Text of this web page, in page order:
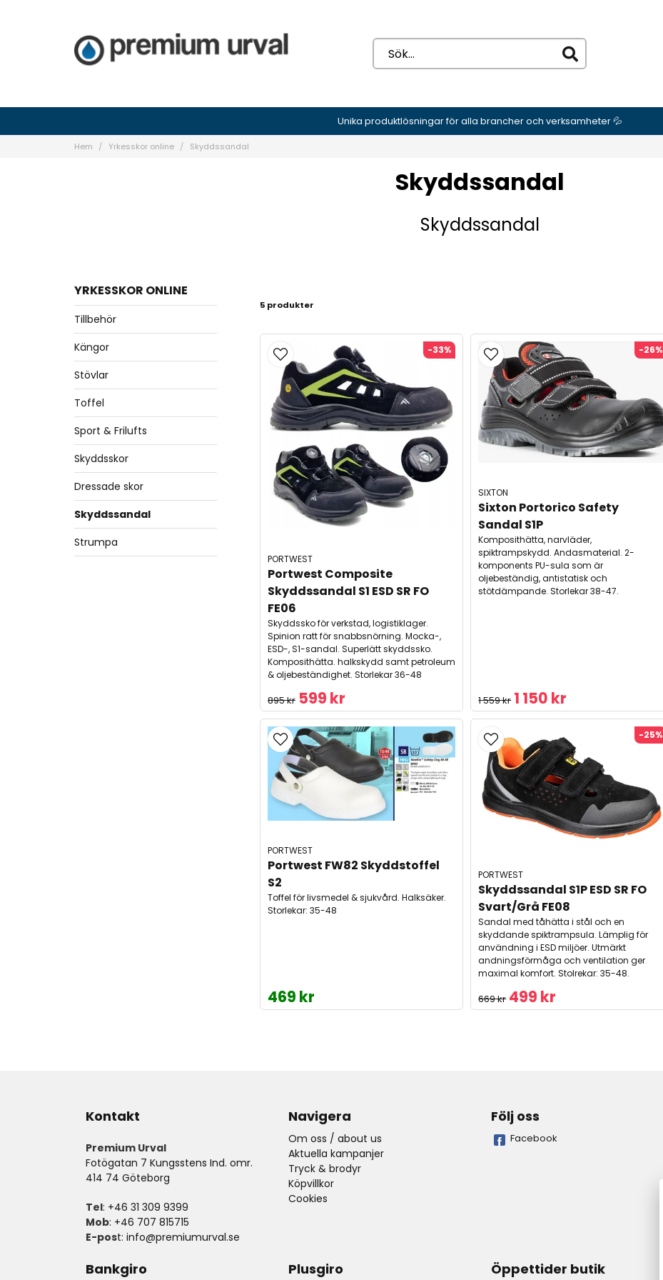
Unika produktlösningar för alla brancher och verksamheter 💦
Hem Yrkesskor online Skyddssandal
Skyddssandal
Skyddssandal
YRKESSKOR ONLINE
Tillbehör
Kängor
Stövlar
Toffel
Sport & Frilufts
Skyddsskor
Dressade skor
Skyddssandal
Strumpa
5 produkter
PORTWEST
Portwest Composite
Skyddssandal S1 ESD SR FO
FE06
Skyddssko för verkstad, logistiklager.
Spinion ratt för snabbsnörning. Mocka-,
ESD-, S1-sandal. Superlätt skyddssko.
Komposithätta. halkskydd samt petroleum
& oljebeständighet. Storlekar 36-48
895 kr 599 kr
-33%
SIXTON
Sixton Portorico Safety
Sandal S1P
Komposithätta, narvläder,
spiktrampskydd. Andasmaterial. 2-
komponents PU-sula som är
oljebeständig, antistatisk och
stötdämpande. Storlekar 38-47.
1 559 kr 1 150 kr
-26%
PORTWEST
Portwest FW82 Skyddstoffel
S2
Toffel för livsmedel & sjukvård. Halksäker.
Storlekar: 35-48
469 kr
PORTWEST
Skyddssandal S1P ESD SR FO
Svart/Grå FE08
Sandal med tåhätta i stål och en
skyddande spiktrampsula. Lämplig för
användning i ESD miljöer. Utmärkt
andningsförmåga och ventilation ger
maximal komfort. Stolrekar: 35-48.
669 kr 499 kr
-25%
Kontakt
Premium Urval
Fotögatan 7 Kungsstens Ind. omr.
414 74 Göteborg
Tel: +46 31 309 9399
Mob: +46 707 815715
E-post: info@premiumurval.se
Navigera
Om oss / about us
Aktuella kampanjer
Tryck & brodyr
Köpvillkor
Cookies
Följ oss
Facebook
Bankgiro Plusgiro Öppettider butik